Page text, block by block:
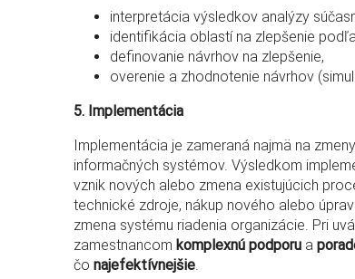
interpretácia výsledkov analýzy
identifikácia oblastí na zlepšenie
definovanie návrhov na zlepšenie,
overenie a zhodnotenie návrhov
5. Implementácia
Implementácia je zameraná najmä na
informačných systémov. Výsledkom
vznik nových alebo zmena existujúcich
technické zdroje, nákup nového alebo
zmena systému riadenia organizácie. Pri
zamestnancom komplexnú podporu a
čo najefektívnejšie.